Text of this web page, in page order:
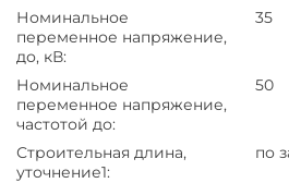
Номинальное
переменное напряжение,
до, кВ:
35
Номинальное
переменное напряжение,
частотой до:
50
Строительная длина,
уточнение1:
по